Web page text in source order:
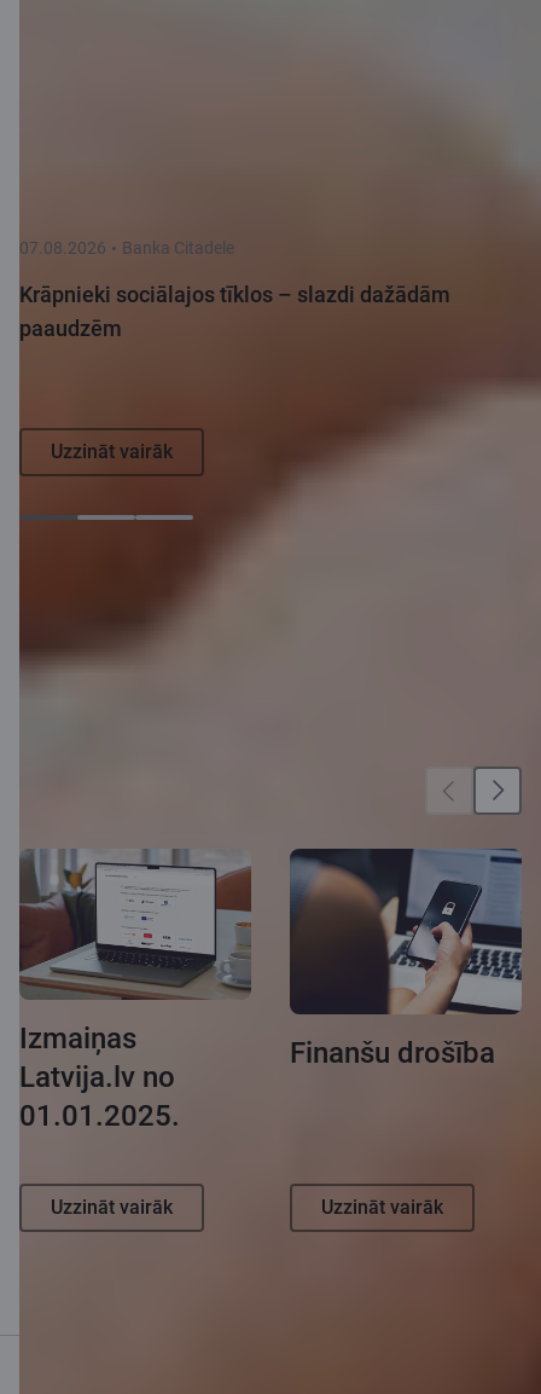
07.08.2026 Banka Citadele
Krāpnieki sociālajos tīklos – slazdi dažādām
paaudzēm
Uzzināt vairāk
Izmaiņas
Latvija.lv no
01.01.2025.
Uzzināt vairāk
Finanšu drošība
Uzzināt vairāk